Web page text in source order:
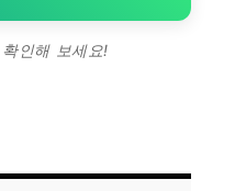
인해 보세요!